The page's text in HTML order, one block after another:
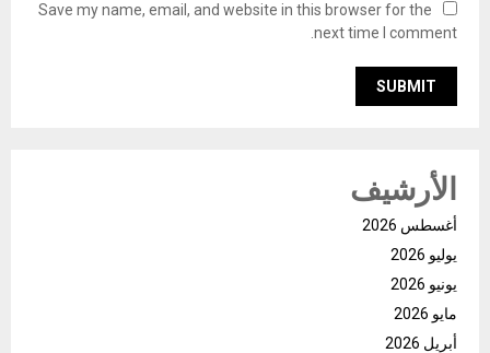
Save my name, email, and website in this browser for the
next time I comment.
الأرشيف
أغسطس 2026
يوليو 2026
يونيو 2026
مايو 2026
أبريل 2026